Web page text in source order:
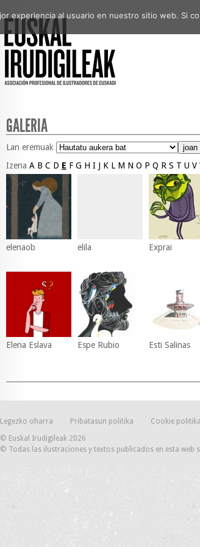
GALERIA
Lan eremuak
Izena A B C D E F G H I J K L M N O P Q R S T U V
elenaob elila Exprai
Elena Eslava Espe Rubio Esti Salinas
Legezko oharra Pribatasun politika Cookie politika
© Euskal Irudigileak 2026
© Todas las ilustraciones y textos publicados en esta web
experiencia al usuario en nuestro sitio web. Si